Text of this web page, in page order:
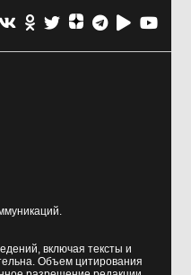
включая тексты и
Объем цитирования